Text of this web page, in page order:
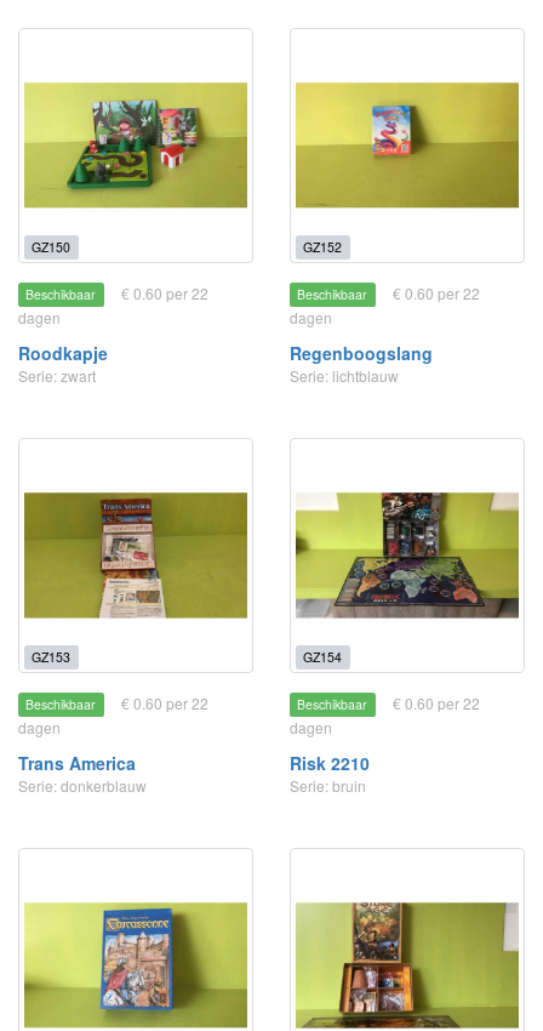
GZ150
Beschikbaar
€ 0.60 per 22
dagen
Roodkapje
Serie: zwart
GZ152
Beschikbaar
€ 0.60 per 22
dagen
Regenboogslang
Serie: lichtblauw
GZ153
Beschikbaar
€ 0.60 per 22
dagen
Trans America
Serie: donkerblauw
GZ154
Beschikbaar
€ 0.60 per 22
dagen
Risk 2210
Serie: bruin